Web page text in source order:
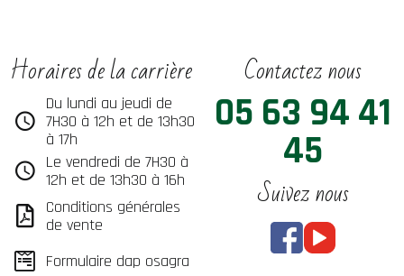
Horaires de la carrière
Du lundi au jeudi de
7H30 à 12h et de 13h30
à 17h
Le vendredi de 7H30 à
12h et de 13h30 à 16h
Conditions générales
de vente
Formulaire dap osagra
Contactez nous
05 63 94 41
45
Suivez nous